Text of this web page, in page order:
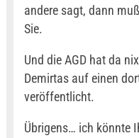
andere sagt, dann
Sie.
Und die AGD hat da
Demirtas auf einen
veröffentlicht.
Übrigens… ich könnte